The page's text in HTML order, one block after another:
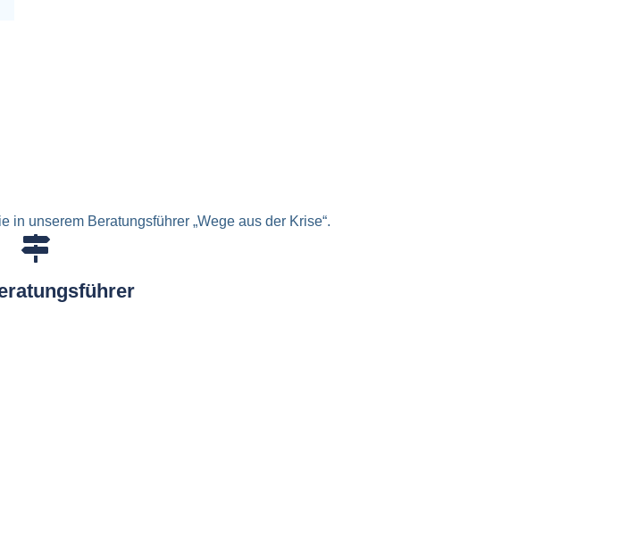
unserem Beratungsführer „Wege aus der Krise“.